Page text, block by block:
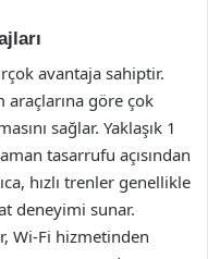
avantaja sahiptir.
araçlarına göre çok
sağlar. Yaklaşık 1
tasarrufu açısından
hızlı trenler genellikle
deneyimi sunar.
Wi-Fi hizmetinden